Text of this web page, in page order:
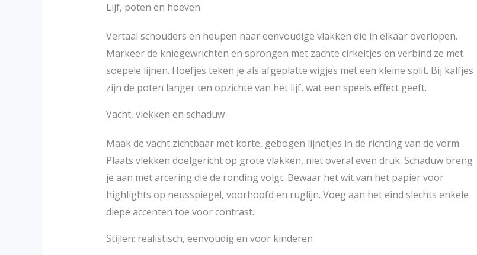
Lijf, poten en hoeven
Vertaal schouders en heupen naar eenvoudige vlakken die in elkaar overlopen.
Markeer de kniegewrichten en sprongen met zachte cirkeltjes en verbind ze met
soepele lijnen. Hoefjes teken je als afgeplatte wigjes met een kleine split. Bij kalfjes
zijn de poten langer ten opzichte van het lijf, wat een speels effect geeft.
Vacht, vlekken en schaduw
Maak de vacht zichtbaar met korte, gebogen lijnetjes in de richting van de vorm.
Plaats vlekken doelgericht op grote vlakken, niet overal even druk. Schaduw breng
je aan met arcering die de ronding volgt. Bewaar het wit van het papier voor
highlights op neusspiegel, voorhoofd en ruglijn. Voeg aan het eind slechts enkele
diepe accenten toe voor contrast.
Stijlen: realistisch, eenvoudig en voor kinderen